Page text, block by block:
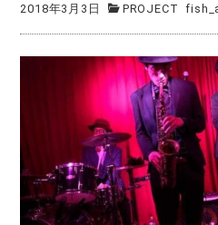
2018年3月3日 PROJECT